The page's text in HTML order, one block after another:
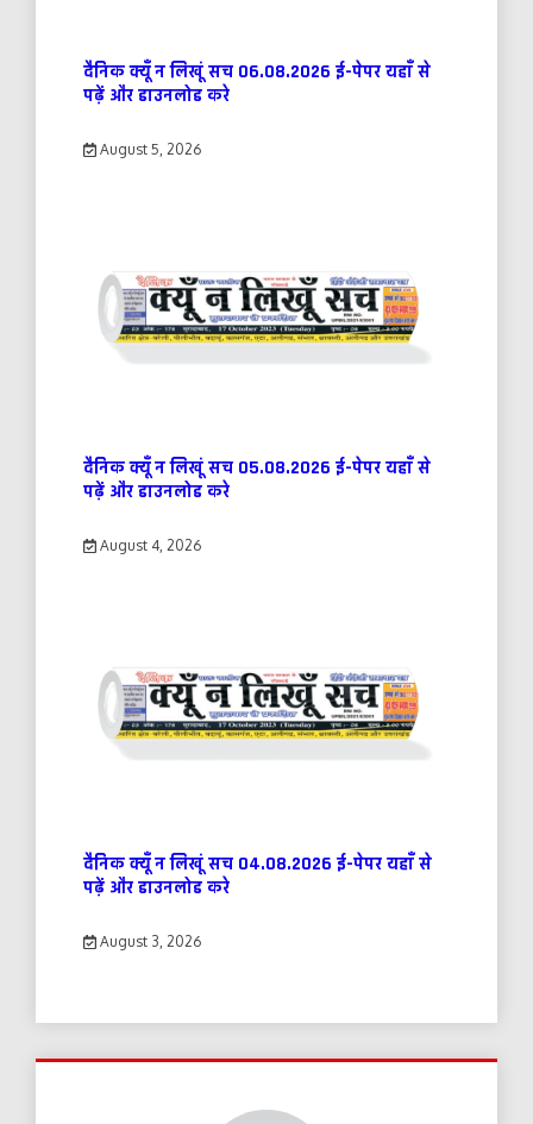
दैनिक क्यूँ न लिखूं सच 06.08.2026 ई-पेपर यहाँ से
पढ़ें और डाउनलोड करे
August 5, 2026
दैनिक क्यूँ न लिखूं सच 05.08.2026 ई-पेपर यहाँ से
पढ़ें और डाउनलोड करे
August 4, 2026
दैनिक क्यूँ न लिखूं सच 04.08.2026 ई-पेपर यहाँ से
पढ़ें और डाउनलोड करे
August 3, 2026